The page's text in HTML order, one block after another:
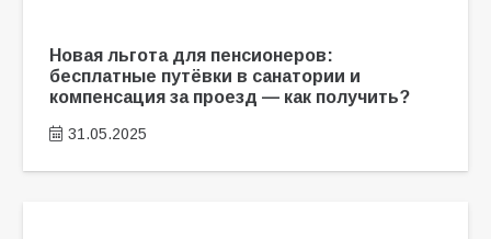
Новая льгота для пенсионеров:
бесплатные путёвки в санатории и
компенсация за проезд — как получить?
31.05.2025